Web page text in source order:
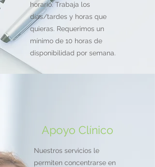
horario. Trabaja los
días/tardes y horas que
quieras. Requerimos un
mínimo de 10 horas de
disponibilidad por semana.
Apoyo Clínico
Nuestros servicios le
permiten concentrarse en